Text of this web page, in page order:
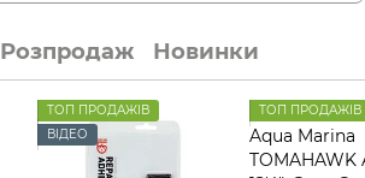
Розпродаж Новинки
ТОП ПРОДАЖІВ
ВІДЕО
ТОП ПРОДАЖІВ